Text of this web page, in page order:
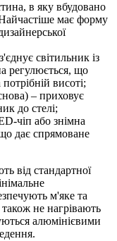
в яку вбудовано
має форму
світильник із
регулюється, що
висоті;
– приховує
до стелі;
чіп або знімна
дає спрямоване
від стандартної
м'яке та
також не нагрівають
алюмінієвими